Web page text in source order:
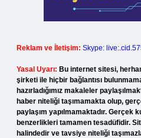
Reklam ve İletişim: Skype:
Yasal Uyarı: Bu internet sitesi,
şirketi ile hiçbir bağlantısı
hazırladığımız makaleler
haber niteliği taşımamakta olup,
paylaşım yapılmamaktadır. Gerçek
benzerlikleri tamamen tesadüfidir.
halindedir ve tavsiye niteliği